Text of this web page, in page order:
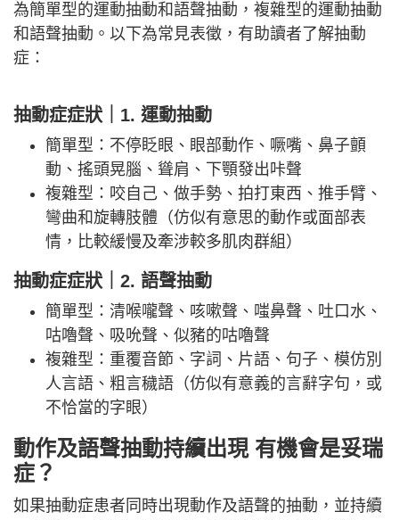
為簡單型的運動抽動和語聲抽動，複雜型的運動抽動
和語聲抽動。以下為常見表徵，有助讀者了解抽動
症：
抽動症症狀｜1. 運動抽動
簡單型：不停眨眼、眼部動作、噘嘴、鼻子顫
動、搖頭晃腦、聳肩、下顎發出咔聲
複雜型：咬自己、做手勢、拍打東西、推手臂、
彎曲和旋轉肢體（仿似有意思的動作或面部表
情，比較緩慢及牽涉較多肌肉群組）
抽動症症狀｜2. 語聲抽動
簡單型：清喉嚨聲、咳嗽聲、嗤鼻聲、吐口水、
咕嚕聲、吸吮聲、似豬的咕嚕聲
複雜型：重覆音節、字詞、片語、句子、模仿別
人言語、粗言穢語（仿似有意義的言辭字句，或
不恰當的字眼）
動作及語聲抽動持續出現 有機會是妥瑞
症？
如果抽動症患者同時出現動作及語聲的抽動，並持續